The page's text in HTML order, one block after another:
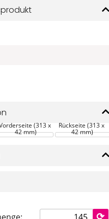
(313 x
42 mm)
Rückseite (313 x
42 mm)